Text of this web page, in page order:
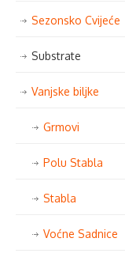
Sezonsko Cvijeće
Substrate
Vanjske biljke
Grmovi
Polu Stabla
Stabla
Voćne Sadnice